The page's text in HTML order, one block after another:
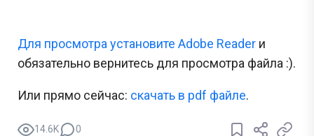
Для просмотра установите Adobe Reader и
обязательно вернитесь для просмотра файла :).
Или прямо сейчас: cкачать в pdf файле.
14.6K 0